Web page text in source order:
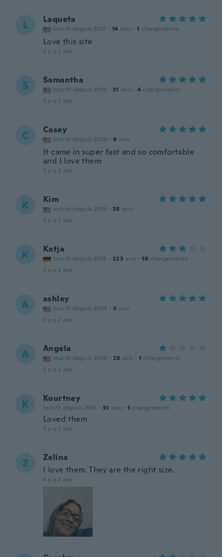
L Laqueta
Inscrit depuis 2017 · 14 avis · 1 chargements
Love this site
il y a 2 ans
S Samantha
Inscrit depuis 2019 · 31 avis · 4 chargements
il y a 2 ans
C Casey
Inscrit depuis 2020 · 9 avis
It came in super fast and so comfortable
and I love them
il y a 2 ans
K Kim
Inscrit depuis 2016 · 38 avis
il y a 2 ans
K Katja
Inscrit depuis 2018 · 223 avis · 18 chargements
il y a 2 ans
A ashley
Inscrit depuis 2024 · 3 avis
il y a 2 ans
A Angela
Inscrit depuis 2020 · 28 avis · 1 chargements
il y a 2 ans
K Kourtney
Inscrit depuis 2016 · 31 avis · 1 chargements
Loved them
il y a 2 ans
Z
Zelina
I love them. They are the right size.
il y a 2 ans